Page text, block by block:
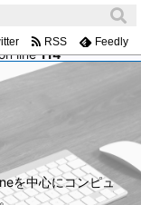
in
line114
を中心にコンピュ
RSS Feedly